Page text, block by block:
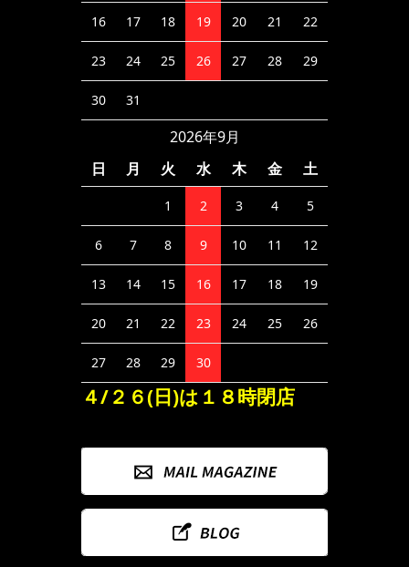
16 17 18 19 20 21 22
23 24 25 26 27 28 29
30 31
2026年9月
日
月 火 水 木 金 土
1 2 3 4 5
6 7 8 9 10 11 12
13 14 15 16 17 18 19
20 21 22 23 24 25 26
27 28 29 30
４/２６(日)は１８時閉店